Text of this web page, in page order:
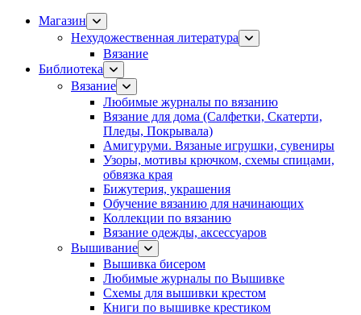
Магазин
Нехудожественная литература
Вязание
Библиотека
Вязание
Любимые журналы по вязанию
Вязание для дома (Салфетки, Скатерти,
Пледы, Покрывала)
Амигуруми. Вязаные игрушки, сувениры
Узоры, мотивы крючком, схемы спицами,
обвязка края
Бижутерия, украшения
Обучение вязанию для начинающих
Коллекции по вязанию
Вязание одежды, аксессуаров
Вышивание
Вышивка бисером
Любимые журналы по Вышивке
Схемы для вышивки крестом
Книги по вышивке крестиком